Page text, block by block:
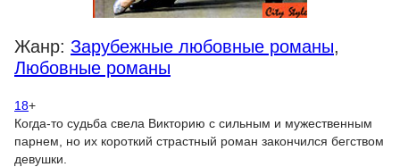
Жанр: Зарубежные любовные романы,
Любовные романы
18+
Когда-то судьба свела Викторию с сильным и мужественным
парнем, но их короткий страстный роман закончился бегством
девушки.